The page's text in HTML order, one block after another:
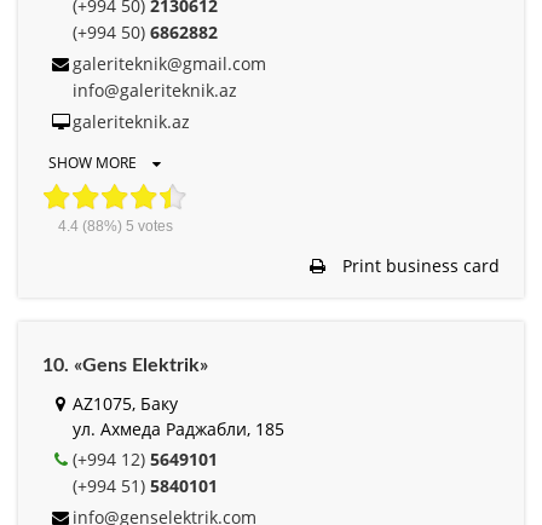
(+994 50) 2130612
(+994 50) 6862882
galeriteknik@gmail.com
info@galeriteknik.az
galeriteknik.az
SHOW MORE
4.4(88%) 5 votes
Print business card
10. «Gens Elektrik»
AZ1075, Баку
ул. Ахмеда Раджабли, 185
(+994 12) 5649101
(+994 51) 5840101
info@genselektrik.com